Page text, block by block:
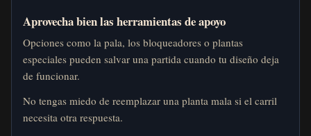
Aprovecha bien las herramientas de apoyo
Opciones como la pala, los bloqueadores o plantas
especiales pueden salvar una partida cuando tu diseño deja
de funcionar.
No tengas miedo de reemplazar una planta mala si el carril
necesita otra respuesta.